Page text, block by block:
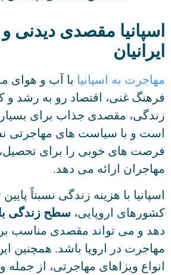
اسپانیا مقصدی دیدنی
ایرانیان
مهاجرت به اسپانیابا آب و هوای
فرهنگ غنی، اقتصاد رو به رشد و
زندگی، مقصدی جذاب برای
است و با سیاست های مهاجرتی
فرصت های خوبی را برای تحصیل،
مهاجران ارائه می دهد.
اسپانیا با هزینه زندگی نسبتاً پایین
کشورهای اروپایی،سطح زندگی
دهد و می تواند مقصدی مناسب
مهاجرت در اروپا باشد. همچنین
انواع ویزاهای مهاجرتی، از جمله